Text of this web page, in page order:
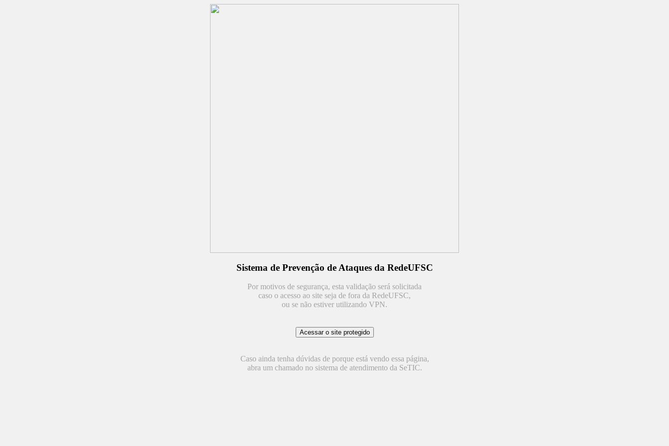
Sistema de Prevenção de Ataques da RedeUFSC
Por motivos de segurança, esta validação será solicitada
caso o acesso ao site seja de fora da RedeUFSC,
ou se não estiver utilizando VPN.
Caso ainda tenha dúvidas de porque está vendo essa página,
abra um chamado no sistema de atendimento da SeTIC.